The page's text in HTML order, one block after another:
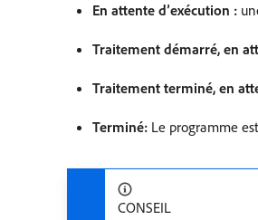
En attente d’exécution :
Traitement démarré, en
Traitement terminé, en
Terminé: Le programme
CONSEIL